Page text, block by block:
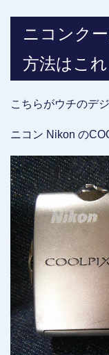
ニコンク
方法はこれ
こちらがウチのデ
ニコン Nikon の